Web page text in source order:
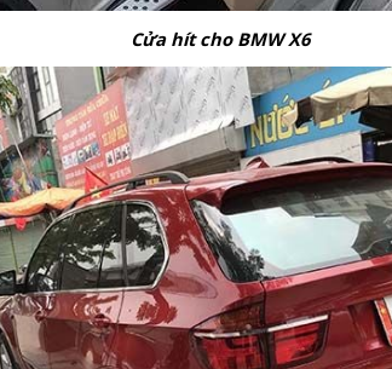
Cửa hít cho BMW X6